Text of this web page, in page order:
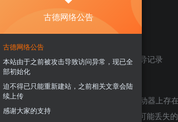
留所有未使用和闲置的空间，包括主引导记录
UFD）的完美大容量复制。
整个驱动器的内容。或者，也可以将驱动器上存
式化硬盘格式化的硬盘，并回收之前可能丢失的
古德网络公告
古德网络公告
本站由于之前被攻击导致访问异常，现已全
部初始化
迫不得已只能重新建站，之前相关文章会陆
续上传
感谢大家的支持